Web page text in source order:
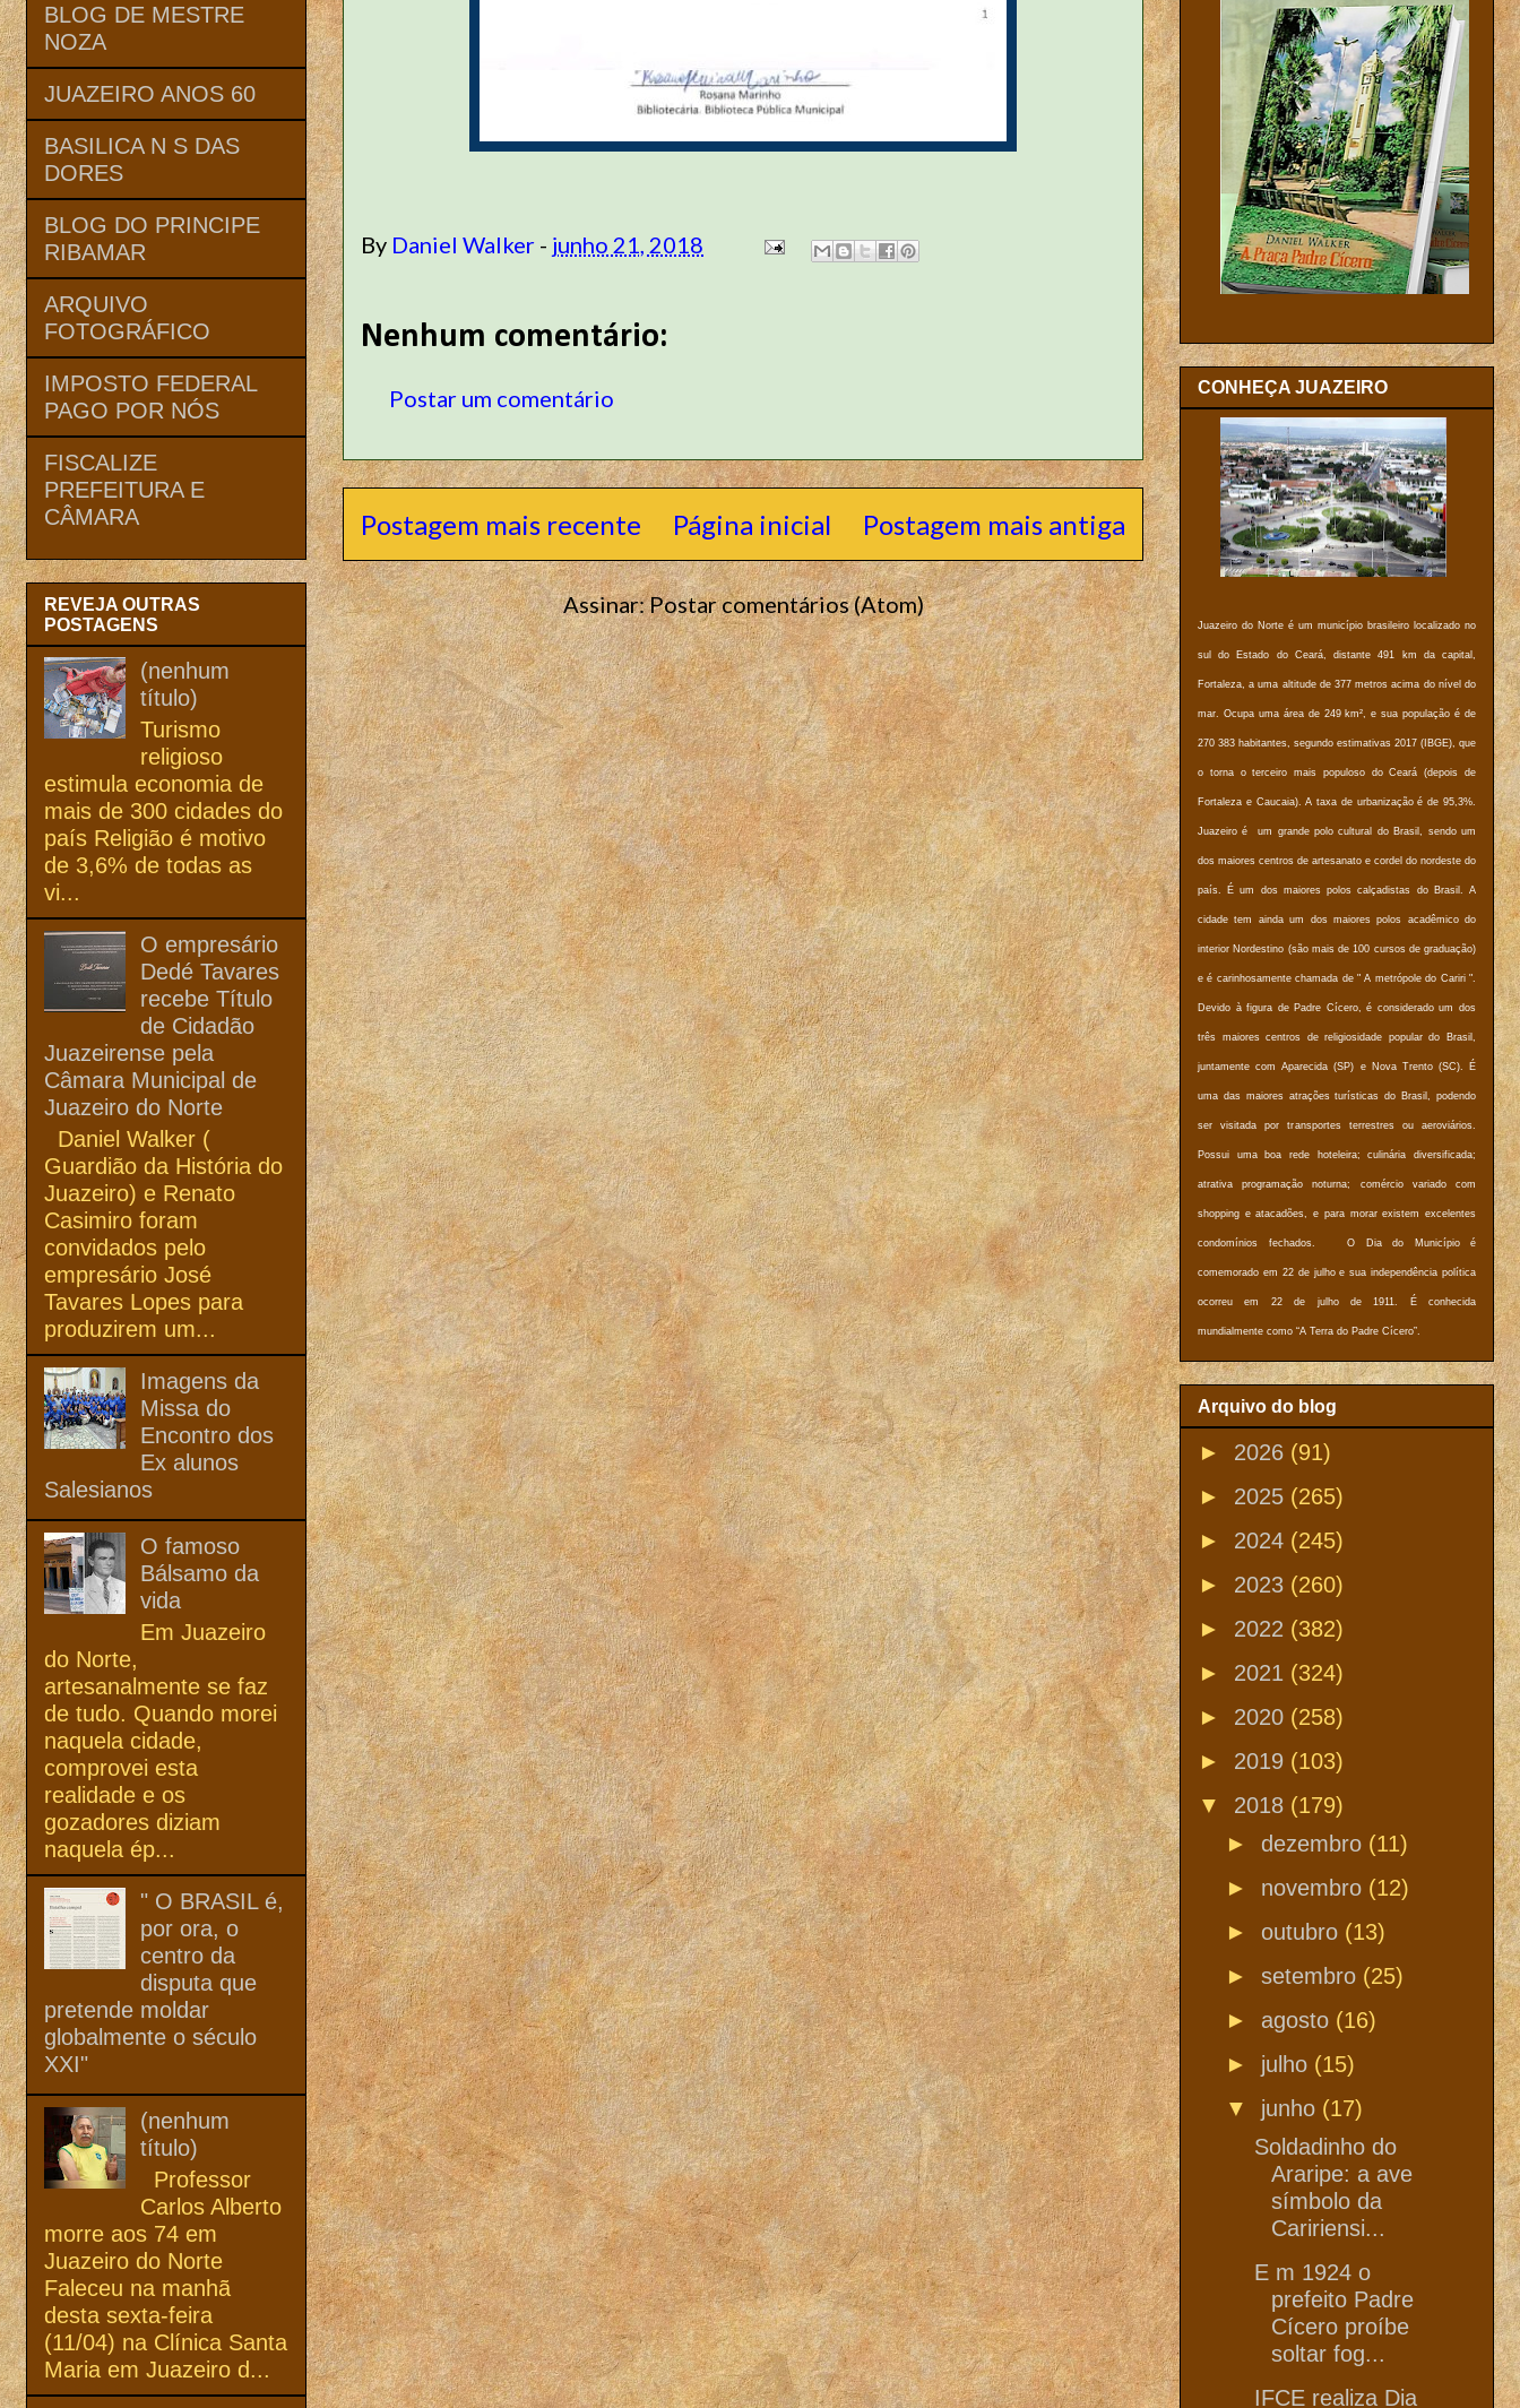
By Daniel Walker - junho 21, 2018
Nenhum comentário:
Postar um comentário
Postagem mais recente Postagem mais antiga
Página inicial
Assinar:Postar comentários (Atom)
BLOG DE MESTRE
NOZA
JUAZEIRO ANOS 60
BASILICA N S DAS
DORES
BLOG DO PRINCIPE
RIBAMAR
ARQUIVO
FOTOGRÁFICO
IMPOSTO FEDERAL
PAGO POR NÓS
FISCALIZE
PREFEITURA E
CÂMARA
REVEJA OUTRAS
POSTAGENS
(nenhum
título)
Turismo
religioso
estimula economia de
mais de 300 cidades do
país Religião é motivo
de 3,6% de todas as
vi...
O empresário
Dedé Tavares
recebe Título
de Cidadão
Juazeirense pela
Câmara Municipal de
Juazeiro do Norte
Daniel Walker (
Guardião da História do
Juazeiro) e Renato
Casimiro foram
convidados pelo
empresário José
Tavares Lopes para
produzirem um...
Imagens da
Missa do
Encontro dos
Ex alunos
Salesianos
O famoso
Bálsamo da
vida
Em Juazeiro
do Norte,
artesanalmente se faz
de tudo. Quando morei
naquela cidade,
comprovei esta
realidade e os
gozadores diziam
naquela ép...
" O BRASIL é,
por ora, o
centro da
disputa que
pretende moldar
globalmente o século
XXI"
(nenhum
título)
Professor
Carlos Alberto
morre aos 74 em
Juazeiro do Norte
Faleceu na manhã
desta sexta-feira
(11/04) na Clínica Santa
Maria em Juazeiro d...
CONHEÇA JUAZEIRO
Juazeiro do Norte é um município brasileiro localizado no
sul do Estado do Ceará, distante 491 km da capital,
Fortaleza, a uma altitude de 377 metros acima do nível do
mar. Ocupa uma área de 249 km², e sua população é de
270 383 habitantes, segundo estimativas 2017 (IBGE), que
o torna o terceiro mais populoso do Ceará (depois de
Fortaleza e Caucaia). A taxa de urbanização é de 95,3%.
Juazeiro é um grande polo cultural do Brasil, sendo um
dos maiores centros de artesanato e cordel do nordeste do
país. É um dos maiores polos calçadistas do Brasil. A
cidade tem ainda um dos maiores polos acadêmico do
interior Nordestino (são mais de 100 cursos de graduação)
e é carinhosamente chamada de " A metrópole do Cariri ".
Devido à figura de Padre Cícero, é considerado um dos
três maiores centros de religiosidade popular do Brasil,
juntamente com Aparecida (SP) e Nova Trento (SC). É
uma das maiores atrações turísticas do Brasil, podendo
ser visitada por transportes terrestres ou aeroviários.
Possui uma boa rede hoteleira; culinária diversificada;
atrativa programação noturna; comércio variado com
shopping e atacadões, e para morar existem excelentes
condomínios fechados. O Dia do Município é
comemorado em 22 de julho e sua independência política
ocorreu em 22 de julho de 1911. É conhecida
mundialmente como “A Terra do Padre Cícero”.
Arquivo do blog
► 2026 (91)
► 2025 (265)
► 2024 (245)
► 2023 (260)
► 2022 (382)
► 2021 (324)
► 2020 (258)
► 2019 (103)
▼ 2018 (179)
► dezembro (11)
► novembro (12)
► outubro (13)
► setembro (25)
► agosto (16)
► julho (15)
▼ junho (17)
Soldadinho do
Araripe: a ave
símbolo da
Caririensi...
E m 1924 o
prefeito Padre
Cícero proíbe
soltar fog...
IFCE realiza Dia